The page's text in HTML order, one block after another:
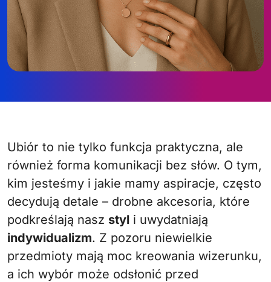
Ubiór to nie tylko funkcja praktyczna, ale
również forma komunikacji bez słów. O tym,
kim jesteśmy i jakie mamy aspiracje, często
decydują detale – drobne akcesoria, które
podkreślają nasz styl i uwydatniają
indywidualizm. Z pozoru niewielkie
przedmioty mają moc kreowania wizerunku,
a ich wybór może odsłonić przed